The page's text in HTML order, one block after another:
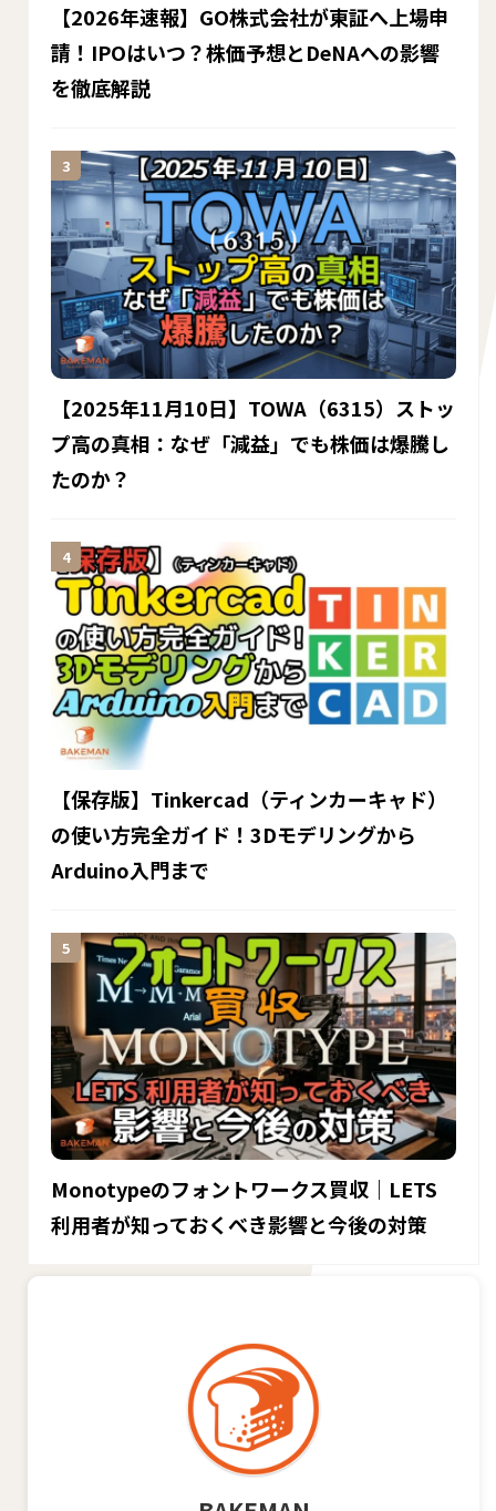
【2026年速報】GO株式会社が東証へ上場申
請！IPOはいつ？株価予想とDeNAへの影響
を徹底解説
【2025年11月10日】TOWA（6315）ストッ
プ高の真相：なぜ「減益」でも株価は爆騰し
たのか？
【保存版】Tinkercad（ティンカーキャド）
の使い方完全ガイド！3Dモデリングから
Arduino入門まで
Monotypeのフォントワークス買収｜LETS
利用者が知っておくべき影響と今後の対策